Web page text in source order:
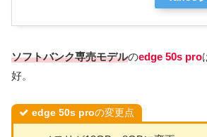
ソフトバンク専売モデルのedge 50s pro
好。
edge 50s proの変更点